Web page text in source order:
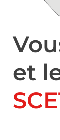
et